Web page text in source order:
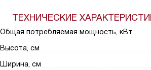
ТЕХНИЧЕСКИЕ
Общая потребляемая мощность, кВт
Высота, см
Ширина, см